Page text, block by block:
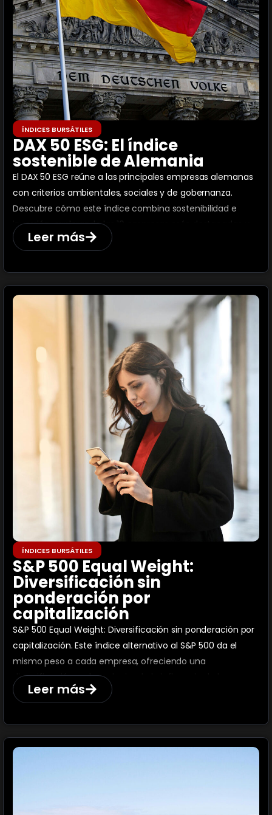
ÍNDICES BURSÁTILES
DAX 50 ESG: El índice
sostenible de Alemania
El DAX 50 ESG reúne a las principales empresas alemanas
con criterios ambientales, sociales y de gobernanza.
Descubre cómo este índice combina sostenibilidad e
inversión, explorando las 10 empresas más destacadas y
formas de invertir.
Leer más
ÍNDICES BURSÁTILES
S&P 500 Equal Weight:
Diversificación sin
ponderación por
capitalización
S&P 500 Equal Weight: Diversificación sin ponderación por
capitalización. Este índice alternativo al S&P 500 da el
mismo peso a cada empresa, ofreciendo una
diversificación real y reduciendo la influencia de las
grandes corporaciones en el rendimiento general.
Leer más